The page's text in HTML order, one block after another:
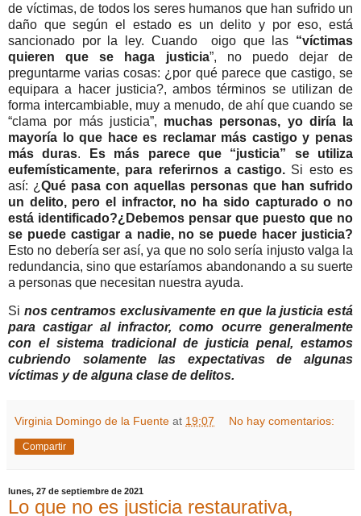
de víctimas, de todos los seres humanos que han sufrido un
daño que según el estado es un delito y por eso, está
sancionado por la ley. Cuando oigo que las “víctimas
quieren que se haga justicia”, no puedo dejar de
preguntarme varias cosas: ¿por qué parece que castigo, se
equipara a hacer justicia?, ambos términos se utilizan de
forma intercambiable, muy a menudo, de ahí que cuando se
“clama por más justicia”, muchas personas, yo diría la
mayoría lo que hace es reclamar más castigo y penas
más duras.
Es más parece que “justicia” se utiliza
eufemísticamente, para referirnos a castigo. Si esto es
así: ¿ Qué pasa con aquellas personas que han sufrido
un delito, pero el infractor, no ha sido capturado o no
está identificado?¿Debemos pensar que puesto que no
se puede castigar a nadie, no se puede hacer justicia?
Esto no debería ser así, ya que no solo sería injusto valga la
redundancia, sino que estaríamos abandonando a su suerte
a personas que necesitan nuestra ayuda.
Si nos centramos exclusivamente en que la justicia está
para castigar al infractor, como ocurre generalmente
con el sistema tradicional de justicia penal, estamos
cubriendo solamente las expectativas de algunas
víctimas y de alguna clase de delitos.
Virginia Domingo de la Fuente at 19:07 No hay comentarios:
Compartir
lunes, 27 de septiembre de 2021
Lo que no es justicia restaurativa,